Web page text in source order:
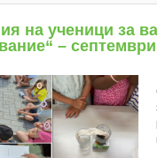
на ученици за
–